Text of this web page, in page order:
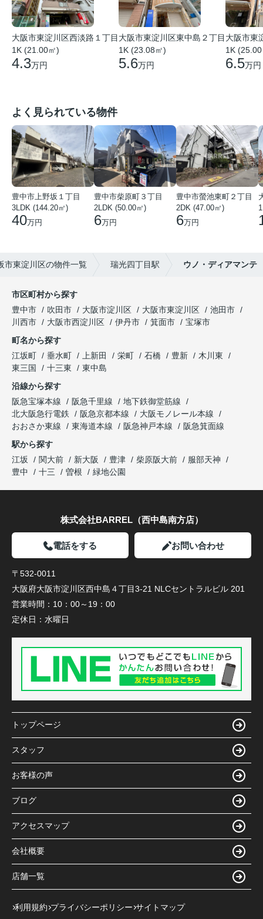
大阪市東淀川区西淡路１丁目
1K (21.00㎡)
4.3万円
大阪市東淀川区東中島２丁目
1K (23.08㎡)
5.6万円
大阪市東
1K
6.5万円
よく見られている物件
豊中市上野坂１丁目
3LDK (144.20㎡)
40万円
豊中市柴原町３丁目
2LDK (50.00㎡)
6万円
豊中市螢池東町２丁目
2DK (47.00㎡)
6万円
市東淀川区の物件一覧 瑞光四丁目駅 ウノ・ディアマンテ
市区町村から探す
豊中市
吹田市 大阪市淀川区 大阪市東淀川区
池田市
川西市
大阪市西淀川区 伊丹市 箕面市
宝塚市
町名から探す
江坂町
垂水町 上新田 栄町 石橋 豊新
木川東
東三国
十三東
東中島
沿線から探す
阪急宝塚本線
阪急千里線
地下鉄御堂筋線
北大阪急行電鉄
阪急京都本線
大阪モノレール本線
おおさか東線
東海道本線 阪急神戸本線
阪急箕面線
駅から探す
江坂
関大前 新大阪 豊津 柴原阪大前
服部天神
豊中
十三 曽根 緑地公園
株式会社BARREL（西中島南方店）
電話をする お問い合わせ
〒532-0011
大阪府大阪市淀川区西中島４丁目3-21 NLCセントラルビル 201
営業時間： 10：00～19：00
定休日： 水曜日
トップページ
スタッフ
お客様の声
ブログ
アクセスマップ
会社概要
店舗一覧
利用規約 プライバシーポリシー サイトマップ